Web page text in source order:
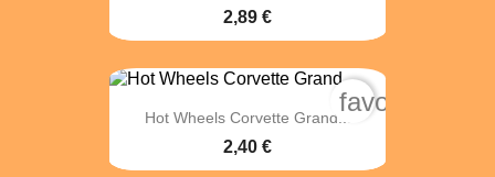
2,89 €
Hot Wheels Corvette Grand...
2,40 €